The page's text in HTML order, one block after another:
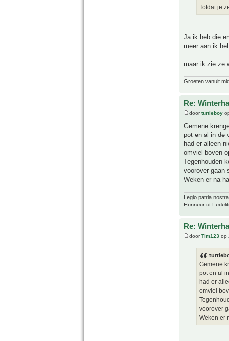
Totdat je
Ja ik heb die
meer aan ik
maar ik zie ze
Groeten vanuit
Re:
doorturtleboy
Gemene
pot en al in de
had er alleen
omviel boven
Tegenhouden
voorover gaan
Weken er na
Legio patria nostra
Honneur et
Re:
doorTim123 op
Gemene
pot en al
had er
omviel
voorover
Weken er